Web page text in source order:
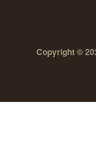
Copyright ©